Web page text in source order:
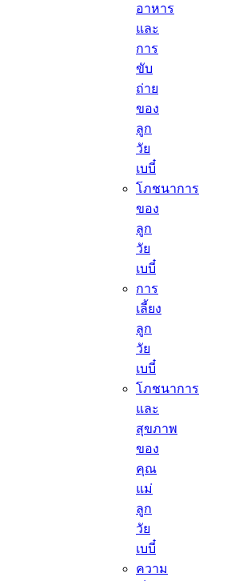
อาหาร
และ
การ
ขับ
ถ่าย
ของ
ลูก
วัย
เบบี๋
โภชนาการ
ของ
ลูก
วัย
เบบี๋
การ
เลี้ยง
ลูก
วัย
เบบี๋
โภชนาการ
และ
สุขภาพ
ของ
คุณ
แม่
ลูก
วัย
เบบี๋
ความ